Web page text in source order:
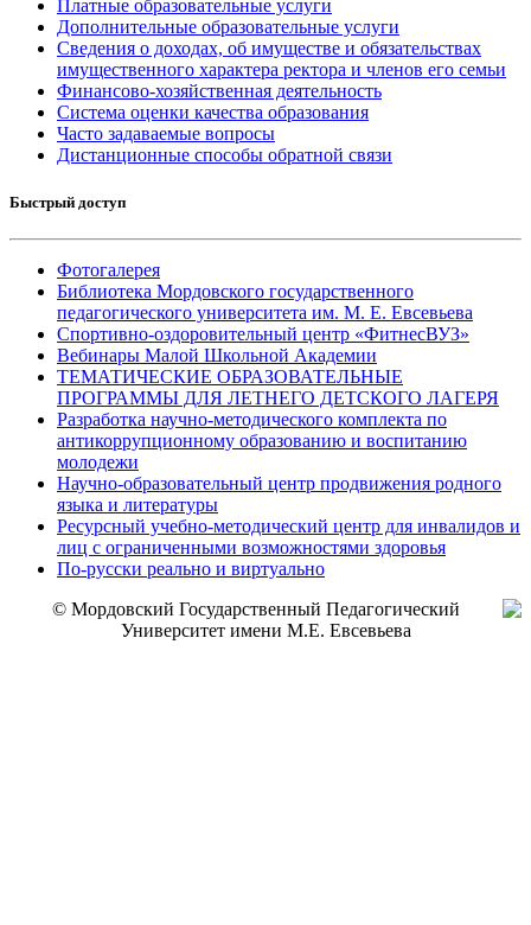
Платные образовательные услуги
Дополнительные образовательные услуги
Сведения о доходах, об имуществе и обязательствах
имущественного характера ректора и членов его семьи
Финансово-хозяйственная деятельность
Система оценки качества образования
Часто задаваемые вопросы
Дистанционные способы обратной связи
Быстрый доступ
Фотогалерея
Библиотека Мордовского государственного
педагогического университета им. М. Е. Евсевьева
Спортивно-оздоровительный центр «ФитнесВУЗ»
Вебинары Малой Школьной Академии
ТЕМАТИЧЕСКИЕ ОБРАЗОВАТЕЛЬНЫЕ
ПРОГРАММЫ ДЛЯ ЛЕТНЕГО ДЕТСКОГО ЛАГЕРЯ
Разработка научно-методического комплекта по
антикоррупционному образованию и воспитанию
молодежи
Научно-образовательный центр продвижения родного
языка и литературы
Ресурсный учебно-методический центр для инвалидов и
лиц с ограниченными возможностями здоровья
По-русски реально и виртуально
© Мордовский Государственный Педагогический
Университет имени М.Е. Евсевьева